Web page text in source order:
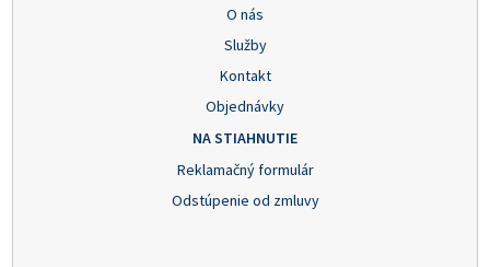
O nás
Služby
Kontakt
Objednávky
NA STIAHNUTIE
Reklamačný formulár
Odstúpenie od zmluvy